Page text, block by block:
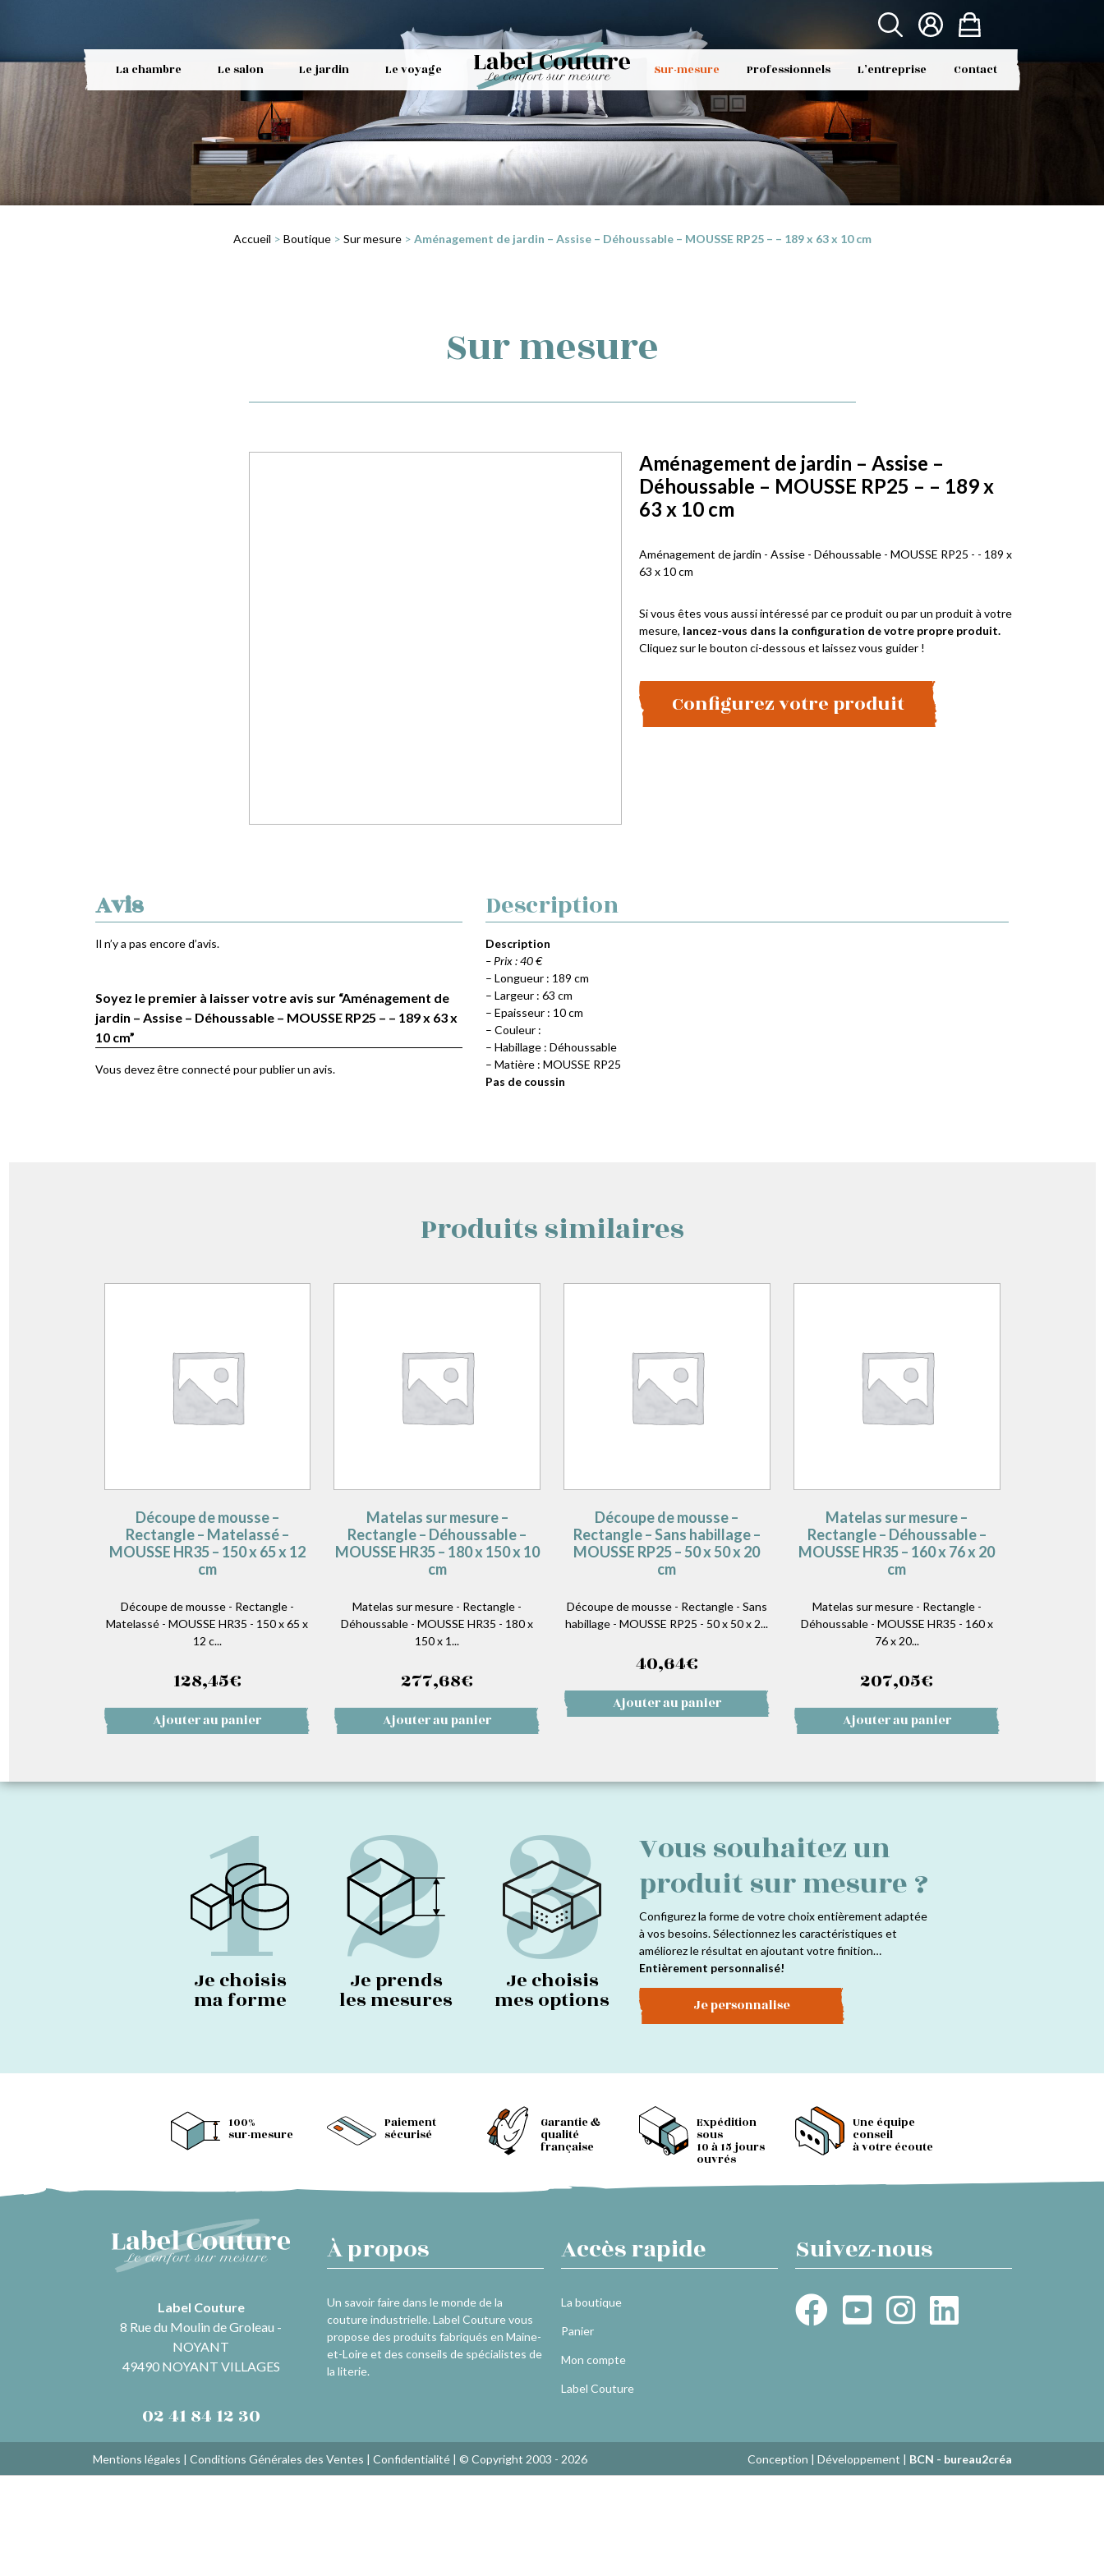
La chambre Le salon Le jardin Le voyage Sur-mesure Professionnels L’entreprise Contact
Accueil > Boutique> Sur mesure> Aménagement de jardin – Assise – Déhoussable – MOUSSE RP25 – – 189 x 63 x 10 cm
Sur mesure
Aménagement de jardin – Assise –
Déhoussable – MOUSSE RP25 – – 189 x
63 x 10 cm
Aménagement de jardin - Assise - Déhoussable - MOUSSE RP25 - - 189 x
63 x 10 cm
Si vous êtes vous aussi intéressé par ce produit ou par un produit à votre
mesure, lancez-vous dans la configuration de votre propre produit.
Cliquez sur le bouton ci-dessous et laissez vous guider !
Configurez votre produit
Avis
Il n’y a pas encore d’avis.
Soyez le premier à laisser votre avis sur “Aménagement de
jardin – Assise – Déhoussable – MOUSSE RP25 – – 189 x 63 x
10 cm”
Vous devez êtreconnectépour publier un avis.
Description
Description
– Prix : 40 €
– Longueur : 189 cm
– Largeur : 63 cm
– Epaisseur : 10 cm
– Couleur :
– Habillage : Déhoussable
– Matière : MOUSSE RP25
Pas de coussin
Produits similaires
Découpe de mousse –
Rectangle – Matelassé –
MOUSSE HR35 – 150 x 65 x 12
cm
Découpe de mousse - Rectangle -
Matelassé - MOUSSE HR35 - 150 x 65 x
12 c...
128,45€
Ajouter au panier
Matelas sur mesure –
Rectangle – Déhoussable –
MOUSSE HR35 – 180 x 150 x 10
cm
Matelas sur mesure - Rectangle -
Déhoussable - MOUSSE HR35 - 180 x
150 x 1...
277,68€
Ajouter au panier
Découpe de mousse –
Rectangle – Sans habillage –
MOUSSE RP25 – 50 x 50 x 20
cm
Découpe de mousse - Rectangle - Sans
habillage - MOUSSE RP25 - 50 x 50 x 2...
40,64€
Ajouter au panier
Matelas sur mesure –
Rectangle – Déhoussable –
MOUSSE HR35 – 160 x 76 x 20
cm
Matelas sur mesure - Rectangle -
Déhoussable - MOUSSE HR35 - 160 x
76 x 20...
207,05€
Ajouter au panier
1
Je choisis
ma forme 2
Je prends
les mesures 3
Je choisis
mes options
Vous souhaitez un
produit sur mesure ?
Configurez la forme de votre choix entièrement adaptée
à vos besoins. Sélectionnez les caractéristiques et
améliorez le résultat en ajoutant votre finition…
Entièrement personnalisé!
Je personnalise
100%
sur-mesure
Paiement
sécurisé
Garantie &
qualité
française
Expédition
sous
10 à 15 jours
ouvrés
Une équipe
conseil
à votre écoute
Label Couture
8 Rue du Moulin de Groleau -
NOYANT
49490 NOYANT VILLAGES
02 41 84 12 30
À propos
Un savoir faire dans le monde de la
couture industrielle. Label Couture vous
propose des produits fabriqués en Maine-
et-Loire et des conseils de spécialistes de
la literie.
Accès rapide
La boutique
Panier
Mon compte
Label Couture
Suivez-nous
Mentions légales | Conditions Générales des Ventes | Confidentialité| © Copyright 2003 - 2026 Conception | Développement | BCN - bureau2créa